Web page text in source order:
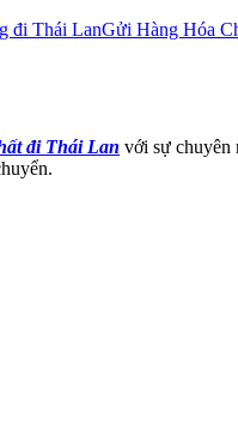
đi Thái LanGửi Hàng Hóa
đi Thái Lan với sự chuyên